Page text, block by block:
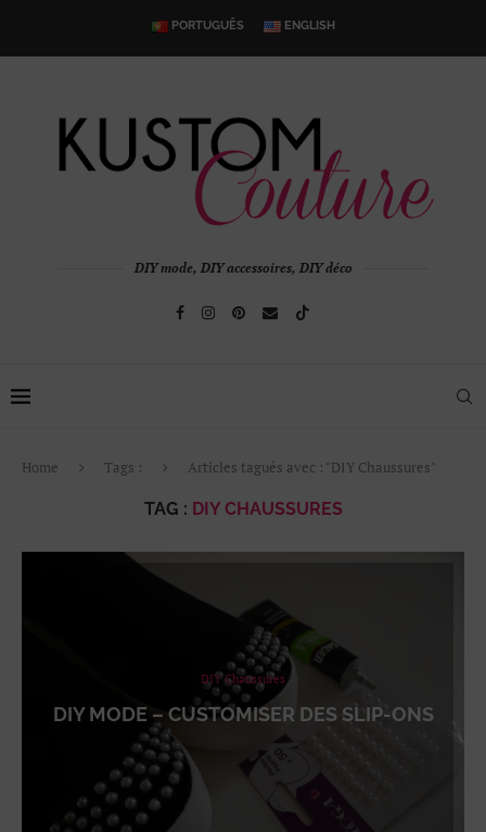
PORTUGUÊS ENGLISH
DIY mode, DIY accessoires, DIY déco
Home Tags : Articles tagués avec : "DIY Chaussures"
TAG : DIY CHAUSSURES
DIY Chaussures
DIY MODE – CUSTOMISER DES SLIP-ONS